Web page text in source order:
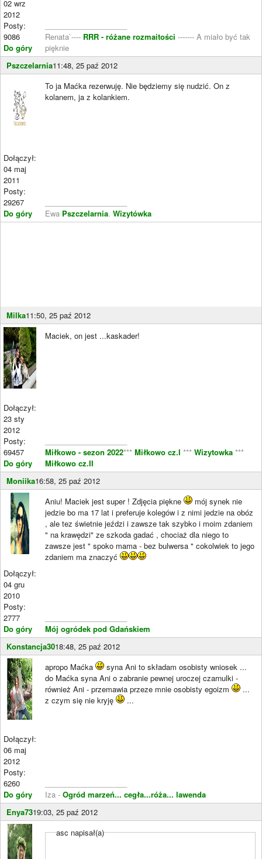
02 wrz
2012
Posty:
9086
Do góry
Renata`---- RRR - różane rozmaitości ------- A miało być tak
pięknie
Pszczelarnia11:48, 25 paź 2012
Dołączył:
04 maj
2011
Posty:
29267
Do góry
To ja Maćka rezerwuję. Nie będziemy się nudzić. On z
kolanem, ja z kolankiem.
Ewa Pszczelarnia. Wizytówka
Milka11:50, 25 paź 2012
Dołączył:
23 sty
2012
Posty:
69457
Do góry
Maciek, on jest ...kaskader!
Miłkowo - sezon 2022*** Miłkowo cz.I *** Wizytowka ***
Miłkowo cz.II
Moniika16:58, 25 paź 2012
Dołączył:
04 gru
2010
Posty:
2777
Do góry
Aniu! Maciek jest super ! Zdjęcia piękne
mój synek nie
jedzie bo ma 17 lat i preferuje kolegów i z nimi jedzie na obóz
, ale tez świetnie jeździ i zawsze tak szybko i moim zdaniem
" na krawędzi" ze szkoda gadać , chociaż dla niego to
zawsze jest " spoko mama - bez bulwersa " cokolwiek to jego
zdaniem ma znaczyć
Mój ogródek pod Gdańskiem
Konstancja3018:48, 25 paź 2012
Dołączył:
06 maj
2012
Posty:
6260
Do góry
apropo Maćka
syna Ani to składam osobisty wniosek ...
do Maćka syna Ani o zabranie pewnej uroczej czarnulki -
również Ani - przemawia przeze mnie osobisty egoizm
...
z czym się nie kryję
...
Iza - Ogród marzeń... cegła...róża... lawenda
Enya7319:03, 25 paź 2012
asc napisał(a)